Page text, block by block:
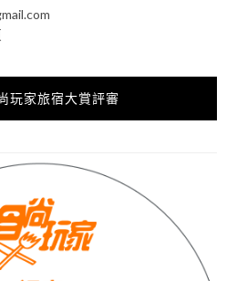
玩家旅宿大賞評審